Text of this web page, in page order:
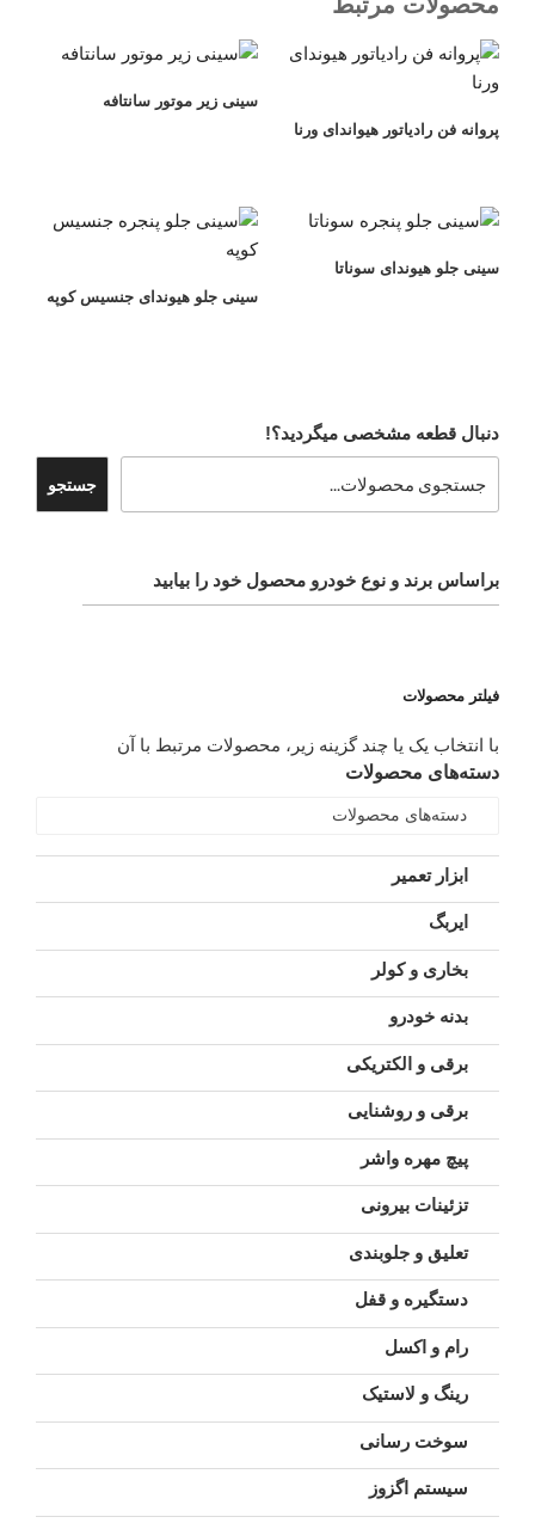
پروانه فن رادیاتور هیواندای ورنا
سینی زیر موتور سانتافه
سینی جلو هیوندای سوناتا
سینی جلو هیوندای جنسیس کوپه
دنبال قطعه مشخصی میگردید؟!
جستجو
براساس برند و نوع خودرو محصول خود را بیابید
فیلتر محصولات
با انتخاب یک یا چند گزینه زیر، محصولات مرتبط با آن
دسته‌های محصولات
دسته‌های محصولات
ابزار تعمیر
ایربگ
بخاری و کولر
بدنه خودرو
برقی و الکتریکی
برقی و روشنایی
پیچ مهره واشر
تزئینات بیرونی
تعلیق و جلوبندی
دستگیره و قفل
رام و اکسل
رینگ و لاستیک
سوخت رسانی
سیستم اگزوز